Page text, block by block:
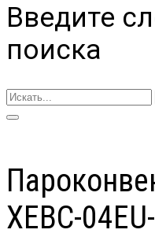
Введите
поиска
XEBC-